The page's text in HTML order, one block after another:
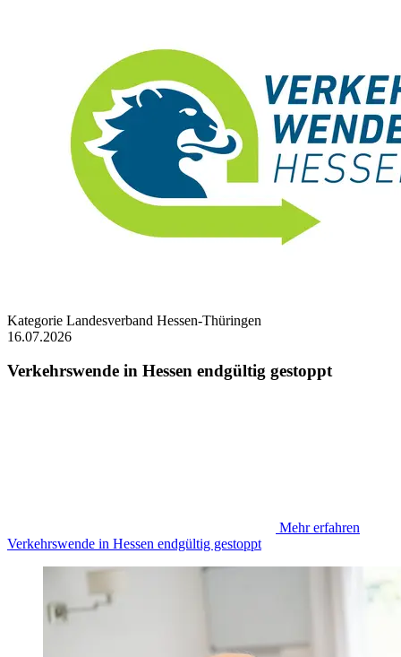
Kategorie Landesverband Hessen-Thüringen
16.07.2026
Verkehrswende in Hessen endgültig gestoppt
Mehr erfahren
Verkehrswende in Hessen endgültig gestoppt